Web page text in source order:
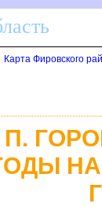
Карта Фировского
НА